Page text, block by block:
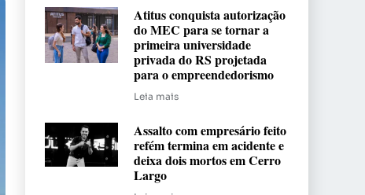
Atitus conquista autorização
do MEC para se tornar a
primeira universidade
privada do RS projetada
para o empreendedorismo
Leia mais
Assalto com empresário feito
refém termina em acidente e
deixa dois mortos em Cerro
Largo